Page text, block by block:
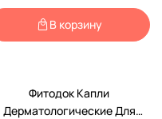
В корзину
Фитодок Капли
Дерматологические Для